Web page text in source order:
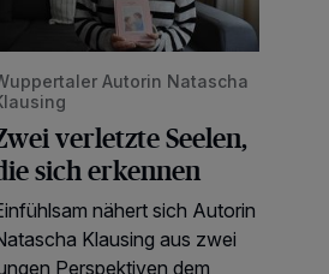
Autorin Natascha
verletzte Seelen,
sich erkennen
nähert sich Autorin
Klausing aus zwei
Perspektiven dem